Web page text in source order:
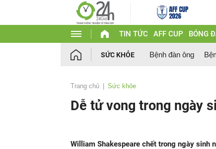
TIN TỨC AFF CUP BÓNG
SỨC KHỎE Bệnh đàn ông
Trang chủ Sức khỏe
Dễ tử vong trong ngày
William Shakespeare chết trong ngày